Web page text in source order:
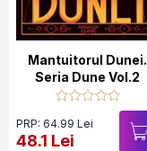
Mantuitorul Dunei.
Seria Dune Vol.2
PRP: 64.99 Lei
48.1 Lei